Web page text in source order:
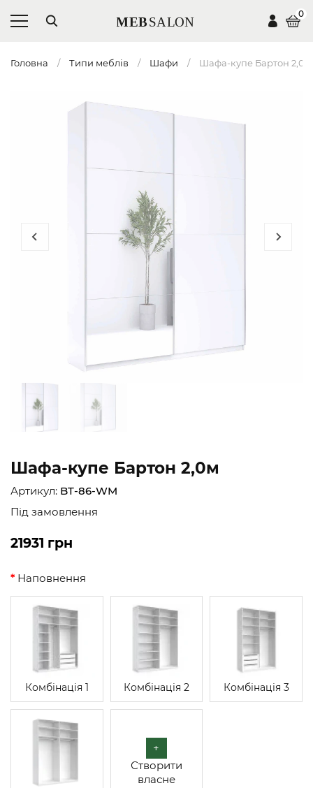
0
Головна Типи меблів Шафи Шафа-купе Бартон 2,0м
Шафа-купе Бартон 2,0м
Артикул: BT-86-WM
Під замовлення
21931 грн
Наповнення
Комбінація 1 Комбінація 2 Комбінація 3
+
Створити
власне